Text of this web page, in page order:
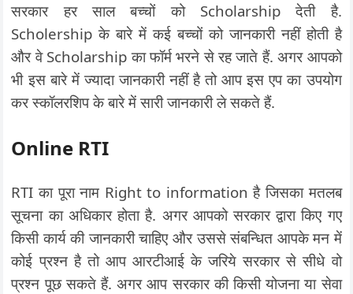
सरकार हर साल बच्चों को Scholarship देती है.
Scholership के बारे में कई बच्चों को जानकारी नहीं होती है
और वे Scholarship का फॉर्म भरने से रह जाते हैं. अगर आपको
भी इस बारे में ज्यादा जानकारी नहीं है तो आप इस एप का उपयोग
कर स्कॉलरशिप के बारे में सारी जानकारी ले सकते हैं.
Online RTI
RTI का पूरा नाम Right to information है जिसका मतलब
सूचना का अधिकार होता है. अगर आपको सरकार द्वारा किए गए
किसी कार्य की जानकारी चाहिए और उससे संबन्धित आपके मन में
कोई प्रश्न है तो आप आरटीआई के जरिये सरकार से सीधे वो
प्रश्न पूछ सकते हैं. अगर आप सरकार की किसी योजना या सेवा